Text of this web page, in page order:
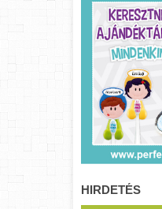
HIRDETÉS